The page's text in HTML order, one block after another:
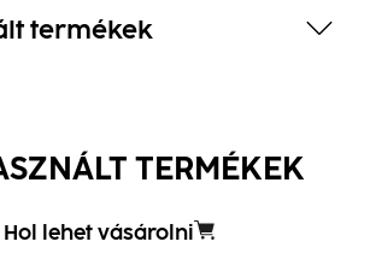
termékek
TERMÉKEK
Hol lehet vásárolni